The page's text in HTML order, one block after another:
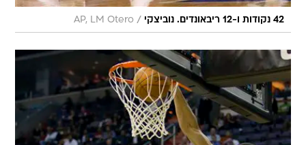
42 נקודות ו-12 ריבאונדים. נוביצקי /
AP, LM Otero